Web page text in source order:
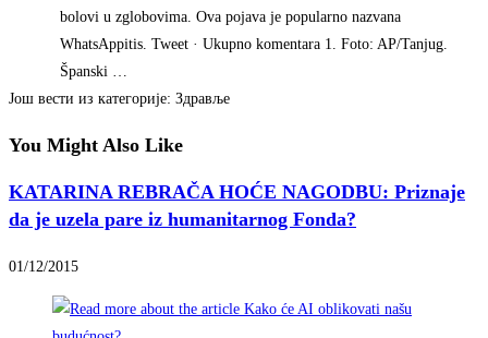
bolovi u zglobovima. Ova pojava je popularno nazvana
WhatsAppitis. Tweet · Ukupno komentara 1. Foto: AP/Tanjug.
Španski …
Још вести из категорије: Здравље
You Might Also Like
KATARINA REBRAČA HOĆE NAGODBU: Priznaje
da je uzela pare iz humanitarnog Fonda?
01/12/2015